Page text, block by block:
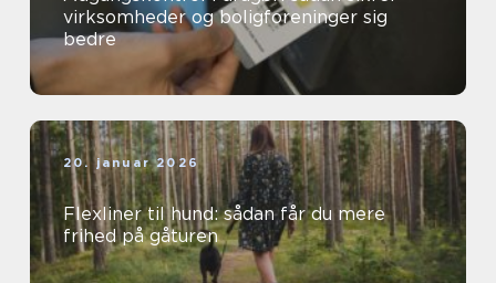
virksomheder og boligforeninger sig
bedre
20. januar 2026
Flexliner til hund: sådan får du mere
frihed på gåturen